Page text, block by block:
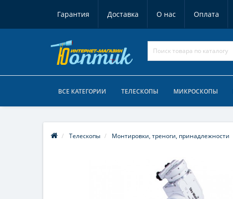
Гарантия Доставка О нас Оплата
ВСЕ КАТЕГОРИИ ТЕЛЕСКОПЫ МИКРОСКОПЫ
Телескопы Монтировки, треноги, принадлежности